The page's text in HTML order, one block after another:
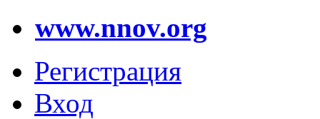
www.nnov.org
Регистрация
Вход